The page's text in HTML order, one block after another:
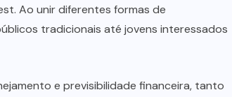
Ao unir diferentes formas de
tradicionais até jovens interessados
e previsibilidade financeira, tanto